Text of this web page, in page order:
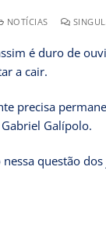
NOTÍCIAS
é duro de
a cair.
precisa
Galípolo.
questão